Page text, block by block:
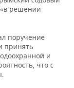
«в решении
поручение
принять
и
что с